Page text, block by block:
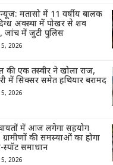
न्यूज़: मतासो में 11 वर्षीय बालक
अवस्था में पोखर से शव
जांच में जुटी पुलिस
2026
की एक तस्वीर ने खोला राज,
में सिक्सर समेत हथियार बरामद
2026
में आज लगेगा सहयोग
ग्रामीणों की समस्याओं का होगा
समाधान
2026